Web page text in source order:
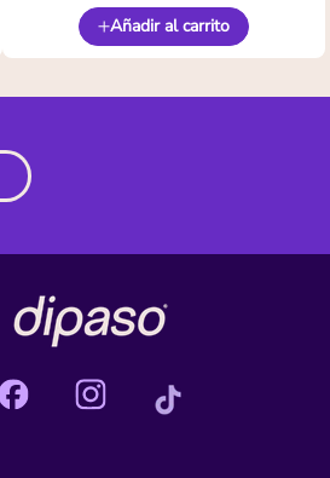
Añadir al carrito